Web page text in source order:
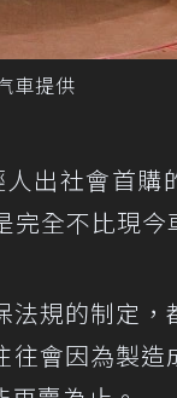
車提供
出社會首購
全不比現今
法規的制定，
往會因為製造